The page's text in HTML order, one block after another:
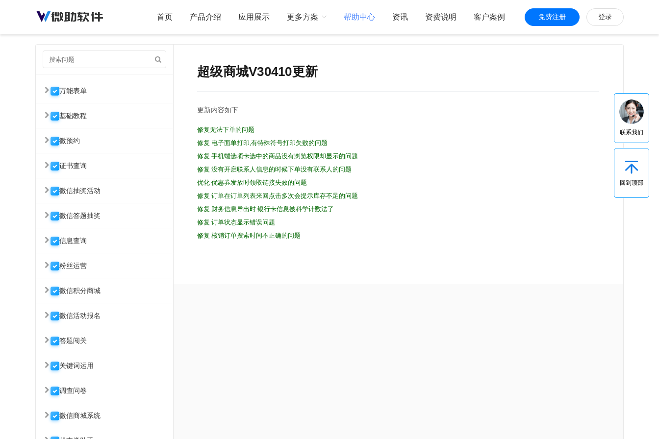
首页 产品介绍 应用展示 更多方案 帮助中心 资讯 资费说明 客户案例 免费注册 登录
万能表单
基础教程
微预约
证书查询
微信抽奖活动
微信答题抽奖
信息查询
粉丝运营
微信积分商城
微信活动报名
答题闯关
关键词运用
调查问卷
微信商城系统
超级商城V30410更新
更新内容如下
修复无法下单的问题
修复 电子面单打印,有特殊符号打印失败的问题
修复 手机端选项卡选中的商品没有浏览权限却显示的问题
修复 没有开启联系人信息的时候下单没有联系人的问题
优化 优惠券发放时领取链接失效的问题
修复 订单在订单列表来回点击多次会提示库存不足的问题
修复 财务信息导出时 银行卡信息被科学计数法了
修复 订单状态显示错误问题
修复 核销订单搜索时间不正确的问题
联系我们
回到顶部